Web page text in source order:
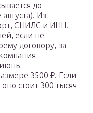
до
Из
СНИЛС и ИНН.
если не
договору, за
июнь
3500 ₽. Если
стоит 300 тысяч